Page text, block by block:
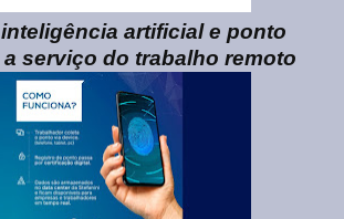
artificial e ponto
serviço do trabalho remoto